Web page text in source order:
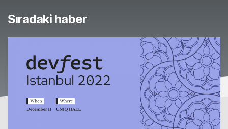
Sıradaki haber